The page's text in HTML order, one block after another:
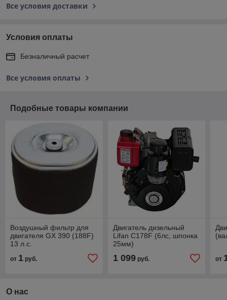
Все условия доставки
Условия оплаты
Безналичный расчет
Все условия оплаты
Подобные товары компании
Воздушный фильтр для
двигателя GХ 390 (188F)
13 л.с.
от 1 руб.
Двигатель дизельный
Lifan C178F (6лс, шпонка
25мм)
1 099руб. от
О нас